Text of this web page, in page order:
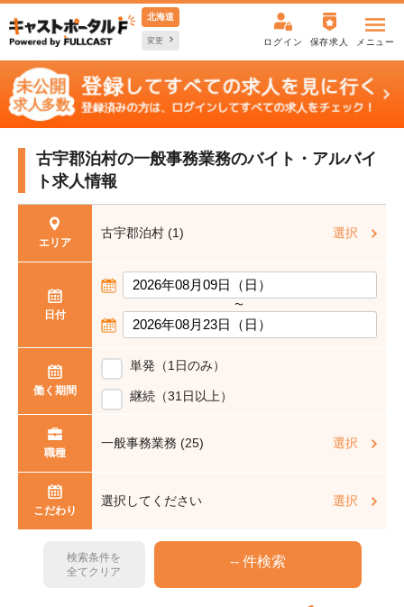
北海道
変更 ログイン 保存求人 メニュー
古宇郡泊村の一般事務業務のバイト・アルバイ
ト求人情報
エリア
古宇郡泊村 (1) 選択
日付
〜
働く期間
単発（1日のみ）
継続（31日以上）
職種
一般事務業務 (25) 選択
こだわり
選択してください 選択
検索条件を
全てクリア